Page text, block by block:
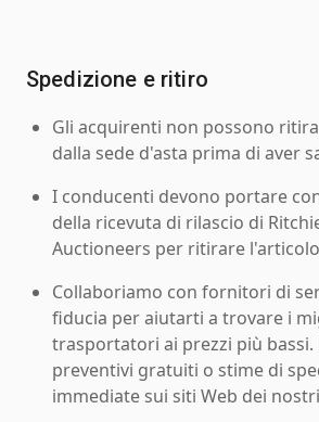
Spedizione e ritiro
Gli acquirenti non possono
dalla sede d'asta prima di aver
I conducenti devono portare
della ricevuta di rilascio di
Auctioneers per ritirare
Collaboriamo con fornitori di
fiducia per aiutarti a trovare i
trasportatori ai prezzi più bassi.
preventivi gratuiti o stime di
immediate sui siti Web dei